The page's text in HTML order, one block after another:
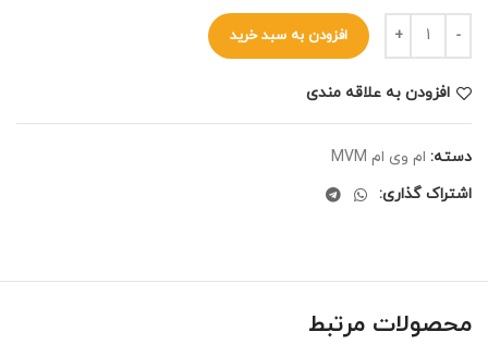
افزودن به سبد خرید
افزودن به علاقه مندی
دسته: ام وی ام MVM
اشتراک گذاری:
محصولات مرتبط